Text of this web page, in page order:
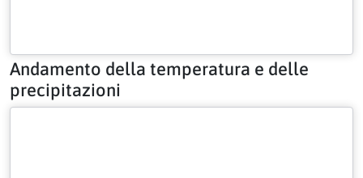
Andamento della temperatura e delle
precipitazioni